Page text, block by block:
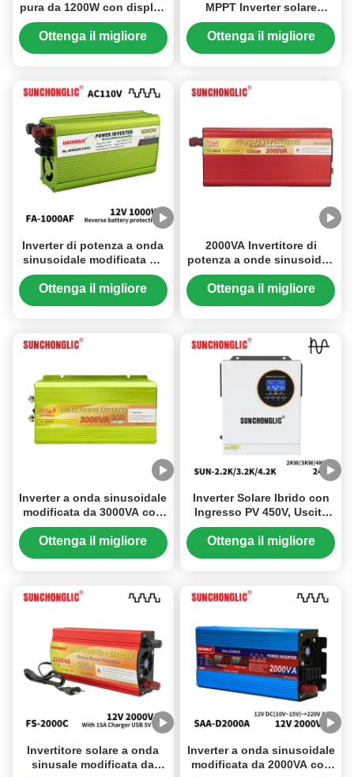
pura da 1200W con display
LCD per sistemi solari
collegati alla rete
Ottenga il migliore
MPPT Inverter solare
fotovoltaico senza batteria
Inverter solare ibrido a
Ottenga il migliore
Inverter di potenza a onda
sinusoidale modificata da
1000W di picco con
ricarica USB integrata e
multi-protezione per uso
Ottenga il migliore
2000VA Invertitore di
potenza a onde sinusoidali
modificato Risparmio
energetico Eco-friendly
Invertitore solare fuori rete
Ottenga il migliore
Inverter a onda sinusoidale
modificata da 3000VA con
uscita USB 5V 1A ed
efficienza di conversione
Ottenga il migliore
Inverter Solare Ibrido con
Ingresso PV 450V, Uscita
2KW e Monitoraggio in
Tempo Reale
Ottenga il migliore
Invertitore solare a onda
sinusale modificata da
Inverter a onda sinusoidale
modificata da 2000VA con